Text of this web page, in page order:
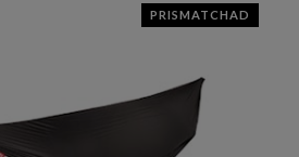
PRISMATCHAD